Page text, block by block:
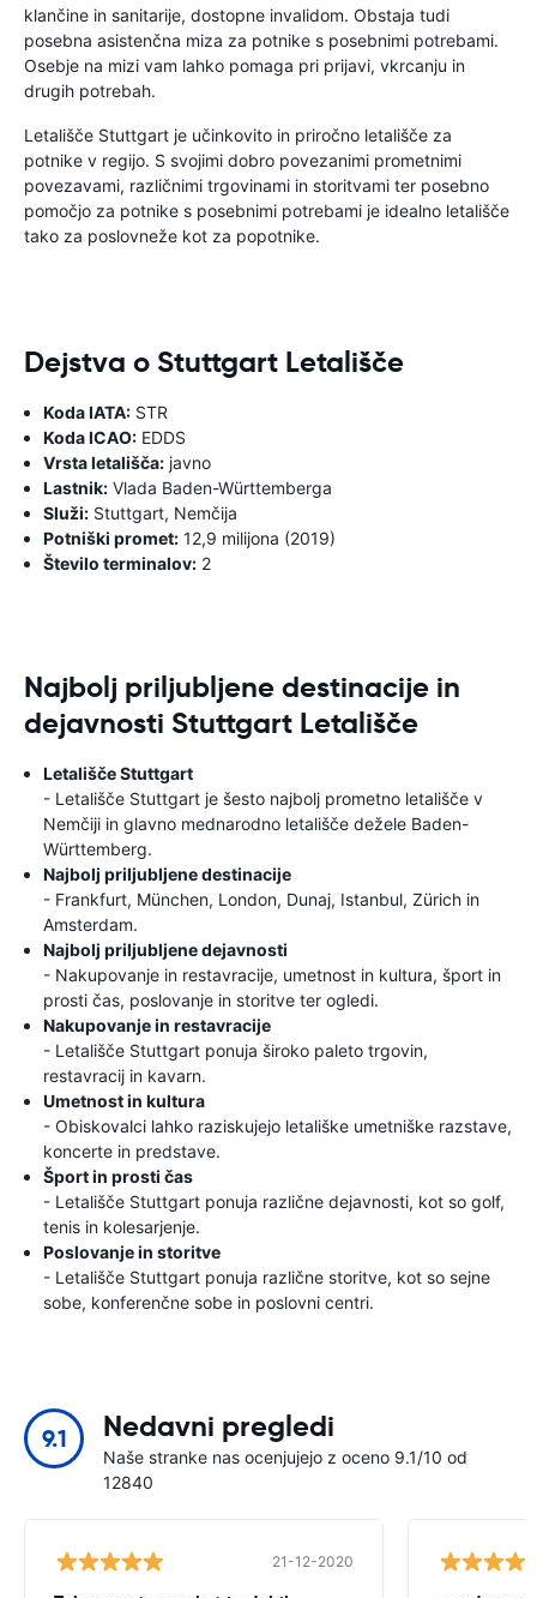
klančine in sanitarije, dostopne invalidom. Obstaja tudi
posebna asistenčna miza za potnike s posebnimi potrebami.
Osebje na mizi vam lahko pomaga pri prijavi, vkrcanju in
drugih potrebah.
Letališče Stuttgart je učinkovito in priročno letališče za
potnike v regijo. S svojimi dobro povezanimi prometnimi
povezavami, različnimi trgovinami in storitvami ter posebno
pomočjo za potnike s posebnimi potrebami je idealno letališče
tako za poslovneže kot za popotnike.
Dejstva o Stuttgart Letališče
Koda IATA: STR
Koda ICAO: EDDS
Vrsta letališča: javno
Lastnik: Vlada Baden-Württemberga
Služi: Stuttgart, Nemčija
Potniški promet: 12,9 milijona (2019)
Število terminalov: 2
Najbolj priljubljene destinacije in
dejavnosti Stuttgart Letališče
Letališče Stuttgart
- Letališče Stuttgart je šesto najbolj prometno letališče v
Nemčiji in glavno mednarodno letališče dežele Baden-
Württemberg.
Najbolj priljubljene destinacije
- Frankfurt, München, London, Dunaj, Istanbul, Zürich in
Amsterdam.
Najbolj priljubljene dejavnosti
- Nakupovanje in restavracije, umetnost in kultura, šport in
prosti čas, poslovanje in storitve ter ogledi.
Nakupovanje in restavracije
- Letališče Stuttgart ponuja široko paleto trgovin,
restavracij in kavarn.
Umetnost in kultura
- Obiskovalci lahko raziskujejo letališke umetniške razstave,
koncerte in predstave.
Šport in prosti čas
- Letališče Stuttgart ponuja različne dejavnosti, kot so golf,
tenis in kolesarjenje.
Poslovanje in storitve
- Letališče Stuttgart ponuja različne storitve, kot so sejne
sobe, konferenčne sobe in poslovni centri.
9.1 Nedavni pregledi
Naše stranke nas ocenjujejo z oceno 9.1/10 od
12840
21-12-2020